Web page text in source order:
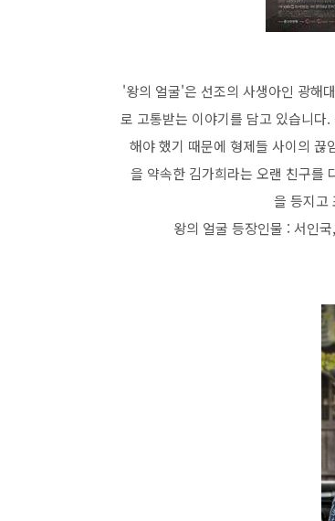
'왕의 얼굴'은 선조의 사생아인 광해
로 고통받는 이야기를 담고 있습니다
해야 했기 때문에 형제들 사이의 끊
을 약속한 김가희라는 오랜 친구를
을 등지고
왕의 얼굴 등장인물 : 서인